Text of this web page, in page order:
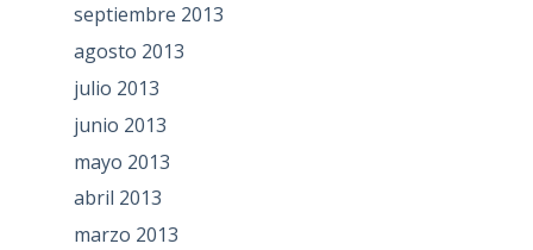
septiembre 2013
agosto 2013
julio 2013
junio 2013
mayo 2013
abril 2013
marzo 2013